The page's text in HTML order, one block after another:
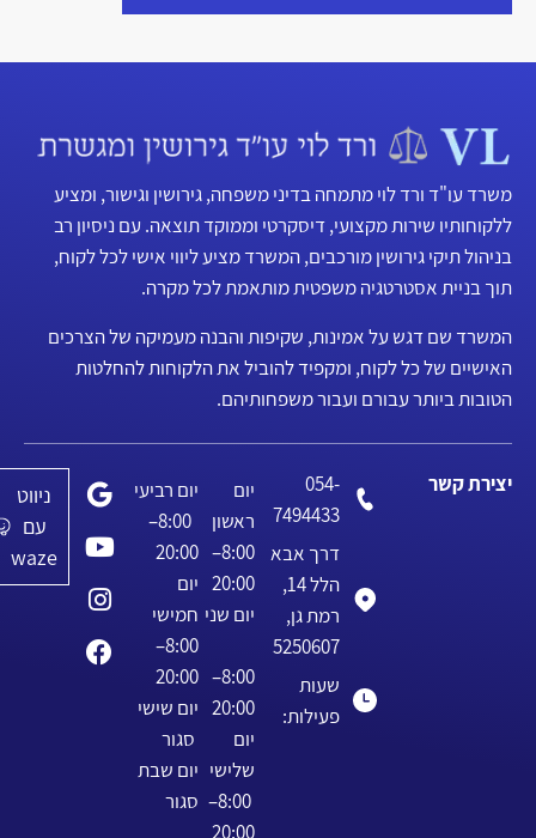
משרד עו"ד ורד לוי מתמחה בדיני משפחה, גירושין וגישור, ומציע
ללקוחותיו שירות מקצועי, דיסקרטי וממוקד תוצאה. עם ניסיון רב
בניהול תיקי גירושין מורכבים, המשרד מציע ליווי אישי לכל לקוח,
תוך בניית אסטרטגיה משפטית מותאמת לכל מקרה.
המשרד שם דגש על אמינות, שקיפות והבנה מעמיקה של הצרכים
האישיים של כל לקוח, ומקפיד להוביל את הלקוחות להחלטות
הטובות ביותר עבורם ועבור משפחותיהם.
יצירת קשר
054-
7494433
דרך אבא
הלל 14,
רמת גן,
5250607
שעות
פעילות:
ראשון
8:00–
20:00
יום שני
8:00–
20:00
שלישי
8:00–
20:00
יום רביעי
8:00–
20:00
יום
חמישי
8:00–
20:00
יום שישי
סגור
יום שבת
סגור
ניווט
עם
waze